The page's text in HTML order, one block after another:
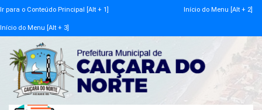
Ir para o Conteúdo Principal [Alt + 1] Início do Menu [Alt + 2]
Início do Menu [Alt + 3]